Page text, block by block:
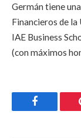
Germán tiene
Financieros de la
IAE Business
(con máximos
Facebook